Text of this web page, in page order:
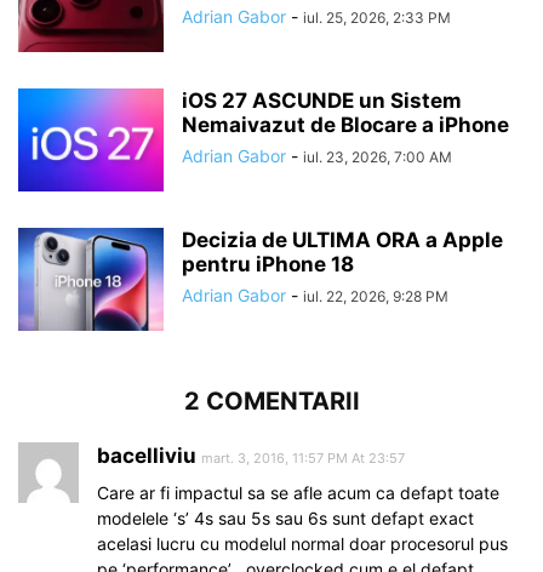
Adrian Gabor - iul. 25, 2026, 2:33 PM
iOS 27 ASCUNDE un Sistem
Nemaivazut de Blocare a iPhone
Adrian Gabor - iul. 23, 2026, 7:00 AM
Decizia de ULTIMA ORA a Apple
pentru iPhone 18
Adrian Gabor - iul. 22, 2026, 9:28 PM
2 COMENTARII
bacelliviu mart. 3, 2016, 11:57 PM At 23:57
Care ar fi impactul sa se afle acum ca defapt toate
modelele ‘s’ 4s sau 5s sau 6s sunt defapt exact
acelasi lucru cu modelul normal doar procesorul pus